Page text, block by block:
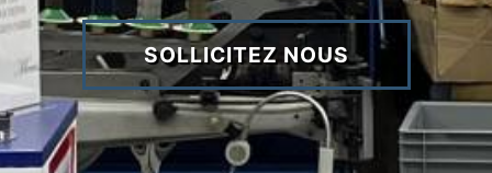
SOLLICITEZ NOUS